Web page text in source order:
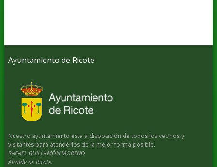
Ayuntamiento de Ricote
Nuestro ayuntamiento esta a disposición de todos los vecinos y
visitantes para atenderlos de la mejor forma posible.
RAFAEL GUILLAMÓN MORENO
Alcalde de Ricote.